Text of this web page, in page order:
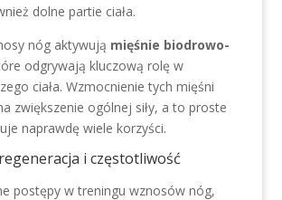
dolne partie ciała.
nóg aktywują mięśnie biodrowo-
odgrywają kluczową rolę w
ciała. Wzmocnienie tych mięśni
zwiększenie ogólnej siły, a to proste
naprawdę wiele korzyści.
i częstotliwość
postępy w treningu wznosów nóg,